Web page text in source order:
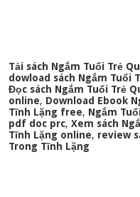
Tải sách Ngắm Tuổi Trẻ
dowload sách Ngắm Tuổi
Đọc sách Ngắm Tuổi Trẻ
online, Download Ebook
Tĩnh Lặng free, Ngắm
pdf doc prc,Xem sách
Tĩnh Lặng online, review
Trong Tĩnh Lặng